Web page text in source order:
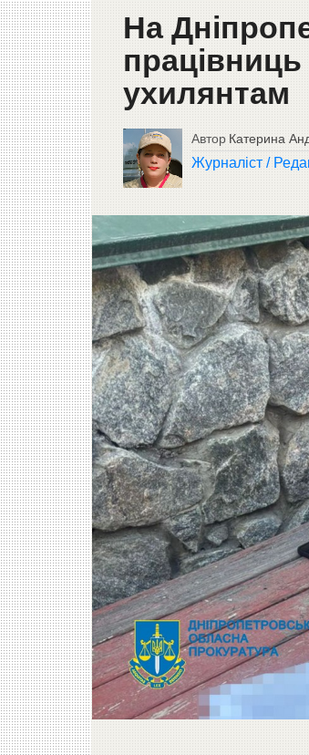
На
ухилянтам
Автор Катерина
Журналіст /